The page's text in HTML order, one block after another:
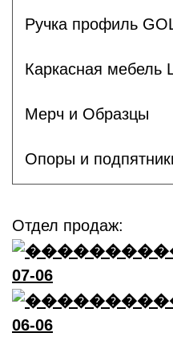
Ручка профиль
Каркасная мебель
Мерч и Образцы
Опоры и
Отдел продаж:
07-06
06-06